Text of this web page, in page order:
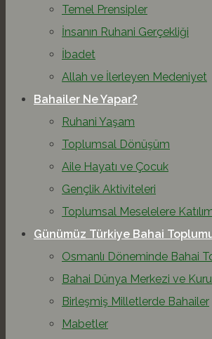
Temel Prensipler
İnsanın Ruhani Gerçekliği
İbadet
Allah ve İlerleyen Medeniyet
Bahailer Ne Yapar?
Ruhani Yaşam
Toplumsal Dönüşüm
Aile Hayatı ve Çocuk
Gençlik Aktiviteleri
Toplumsal Meselelere
Günümüz Türkiye Bahai
Osmanlı Döneminde Bahai
Bahai Dünya Merkezi ve
Birleşmiş Milletlerde Bahailer
Mabetler